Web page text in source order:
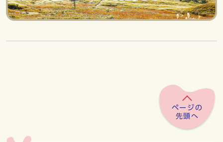
ページの
先頭へ